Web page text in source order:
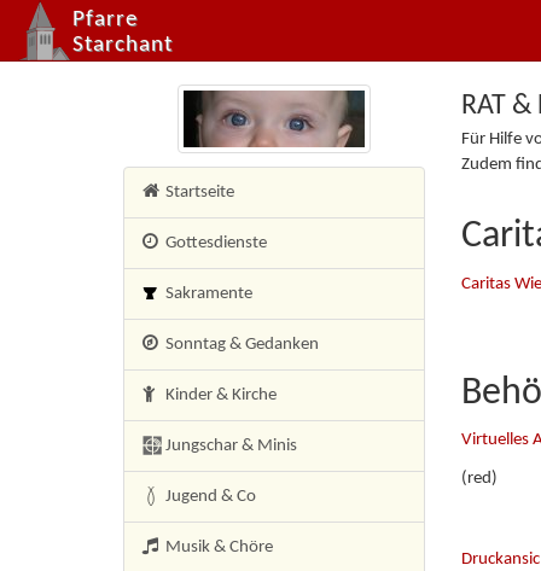
Pfarre
Starchant
×
Startseite
Gottesdienste
Sakramente
Sonntag & Gedanken
Kinder & Kirche
Jungschar & Minis
Jugend & Co
Musik & Chöre
RAT &
Für Hilfe
Zudem
Caritas
Virtuelles
(red)